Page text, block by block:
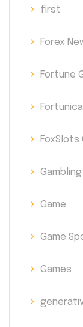
first
Forex
Fortune
FoxSlots
Gambling
Game
Game
Games